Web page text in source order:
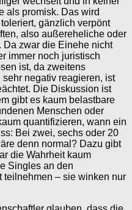
als promisk. Das wird
gänzlich verpönt
also außereheliche oder
Da zwar die Einehe nicht
immer noch juristisch
ist, da zweitens
negativ reagieren, ist
Die Diskussion ist
gibt es kaum belastbare
Menschen oder
quantifizieren, wann ein
Bei zwei, sechs oder 20
denn normal? Dazu gibt
die Wahrheit kaum
Singles an den
teilnehmen – sie winken nur